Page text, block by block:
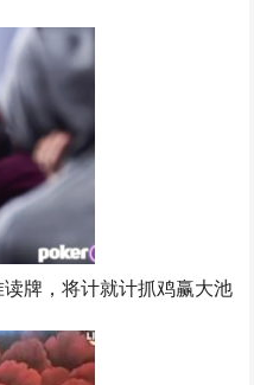
牌，将计就计抓鸡赢大池